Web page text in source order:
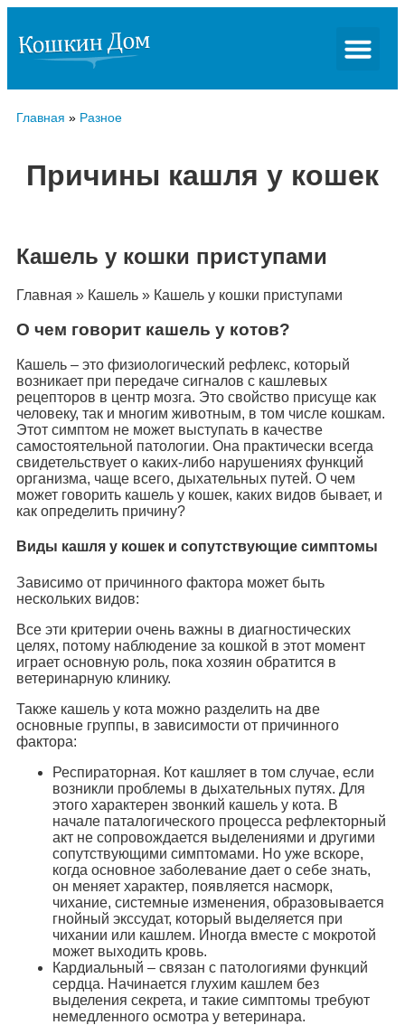
Главная » Разное
Причины кашля у кошек
Кашель у кошки приступами
Главная » Кашель » Кашель у кошки приступами
О чем говорит кашель у котов?
Кашель – это физиологический рефлекс, который
возникает при передаче сигналов с кашлевых
рецепторов в центр мозга. Это свойство присуще как
человеку, так и многим животным, в том числе кошкам.
Этот симптом не может выступать в качестве
самостоятельной патологии. Она практически всегда
свидетельствует о каких-либо нарушениях функций
организма, чаще всего, дыхательных путей. О чем
может говорить кашель у кошек, каких видов бывает, и
как определить причину?
Виды кашля у кошек и сопутствующие симптомы
Зависимо от причинного фактора может быть
нескольких видов:
Все эти критерии очень важны в диагностических
целях, потому наблюдение за кошкой в этот момент
играет основную роль, пока хозяин обратится в
ветеринарную клинику.
Также кашель у кота можно разделить на две
основные группы, в зависимости от причинного
фактора:
Респираторная. Кот кашляет в том случае, если
возникли проблемы в дыхательных путях. Для
этого характерен звонкий кашель у кота. В
начале паталогического процесса рефлекторный
акт не сопровождается выделениями и другими
сопутствующими симптомами. Но уже вскоре,
когда основное заболевание дает о себе знать,
он меняет характер, появляется насморк,
чихание, системные изменения, образовывается
гнойный экссудат, который выделяется при
чихании или кашлем. Иногда вместе с мокротой
может выходить кровь.
Кардиальный – связан с патологиями функций
сердца. Начинается глухим кашлем без
выделения секрета, и такие симптомы требуют
немедленного осмотра у ветеринара.